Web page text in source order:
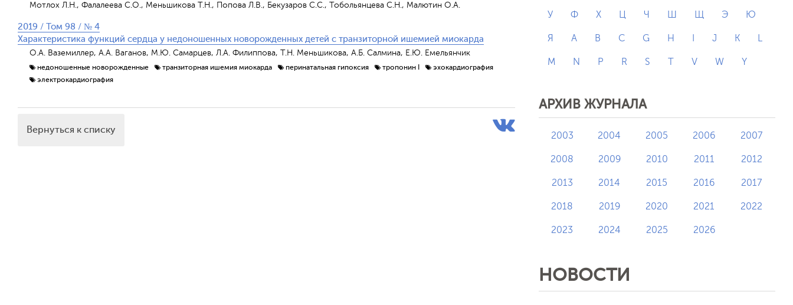
Мотлох Л.Н., Фалалеева С.О., Меньшикова Т.Н., Попова Л.В., Бекузаров С.С., Тобольянцева С.Н., Малютин О.А.
2019 / Том 98 / № 4
Характеристика функций сердца у недоношенных новорожденных детей с транзиторной ишемией миокарда
О.А. Ваземиллер, А.А. Ваганов, М.Ю. Самарцев, Л.А. Филиппова, Т.Н. Меньшикова, А.Б. Салмина, Е.Ю. Емельянчик
недоношенные новорожденные транзиторная ишемия миокарда перинатальная гипоксия тропонин I
эхокардиография
электрокардиография
Вернуться к списку
У Ф Х Ц Ч Ш Щ Э Ю
Я A B C G H J K L
M N P R S T V W Y
АРХИВ ЖУРНАЛА
2003 2004 2005 2006 2007
2008 2009 2010 2011 2012
2013 2014 2015 2016 2017
2018 2019 2020 2021 2022
2023 2024 2025 2026
НОВОСТИ